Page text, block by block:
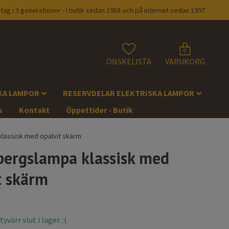
i 3 generationer - I butik sedan 1988 och på internet sedan 1997
ÖNSKELISTA
0
VARUKORG
LAMPOR
RESERVDELAR ELEKTRISKA LAMPOR
Kontakt Öppettider - Butik
med opalvit skärm
klassisk med
slut i lager. :(